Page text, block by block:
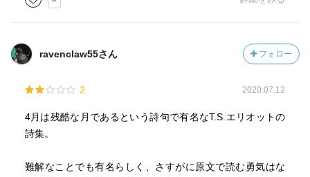
ravenclaw55さん フォロー
2 2020.07.12
4月は残酷な月であるという詩句で有名なT.S.エリオットの
詩集。
難解なことでも有名らしく、さすがに原文で読む勇気はな